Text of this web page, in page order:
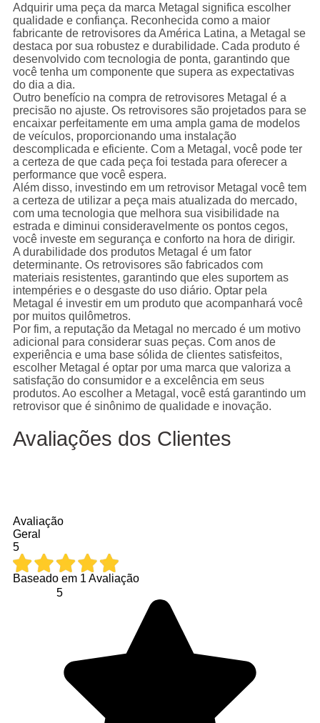
Adquirir uma peça da marca Metagal significa escolher
qualidade e confiança. Reconhecida como a maior
fabricante de retrovisores da América Latina, a Metagal se
destaca por sua robustez e durabilidade. Cada produto é
desenvolvido com tecnologia de ponta, garantindo que
você tenha um componente que supera as expectativas
do dia a dia.
Outro benefício na compra de retrovisores Metagal é a
precisão no ajuste. Os retrovisores são projetados para se
encaixar perfeitamente em uma ampla gama de modelos
de veículos, proporcionando uma instalação
descomplicada e eficiente. Com a Metagal, você pode ter
a certeza de que cada peça foi testada para oferecer a
performance que você espera.
Além disso, investindo em um retrovisor Metagal você tem
a certeza de utilizar a peça mais atualizada do mercado,
com uma tecnologia que melhora sua visibilidade na
estrada e diminui consideravelmente os pontos cegos,
você investe em segurança e conforto na hora de dirigir.
A durabilidade dos produtos Metagal é um fator
determinante. Os retrovisores são fabricados com
materiais resistentes, garantindo que eles suportem as
intempéries e o desgaste do uso diário. Optar pela
Metagal é investir em um produto que acompanhará você
por muitos quilômetros.
Por fim, a reputação da Metagal no mercado é um motivo
adicional para considerar suas peças. Com anos de
experiência e uma base sólida de clientes satisfeitos,
escolher Metagal é optar por uma marca que valoriza a
satisfação do consumidor e a excelência em seus
produtos. Ao escolher a Metagal, você está garantindo um
retrovisor que é sinônimo de qualidade e inovação.
Avaliações dos Clientes
Avaliação
Geral
5
Baseado em 1 Avaliação
5